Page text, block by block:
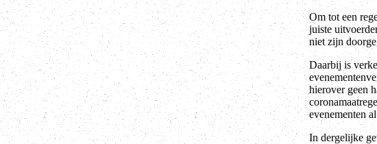
Om tot een
juiste
niet zijn
Daarbij is
hierover geen
evenementen
In dergelijke